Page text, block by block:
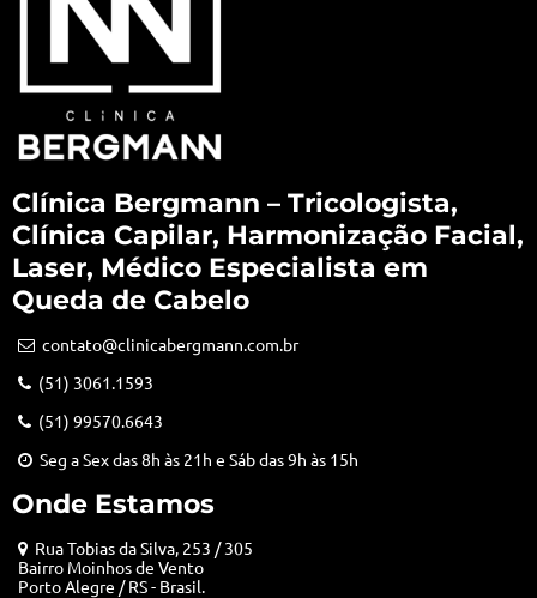
Clínica Bergmann – Tricologista,
Clínica Capilar, Harmonização Facial,
Laser, Médico Especialista em
Queda de Cabelo
contato@clinicabergmann.com.br
(51) 3061.1593
(51) 99570.6643
Seg a Sex das 8h às 21h e Sáb das 9h às 15h
Onde Estamos
Rua Tobias da Silva, 253 / 305
Bairro Moinhos de Vento
Porto Alegre / RS - Brasil.